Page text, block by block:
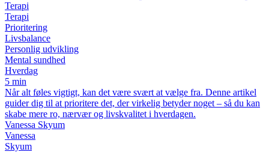
Terapi
Terapi
Prioritering
Livsbalance
Personlig udvikling
Mental sundhed
Hverdag
5 min
Når alt føles vigtigt, kan det være svært at vælge fra. Denne artikel
guider dig til at prioritere det, der virkelig betyder noget – så du kan
skabe mere ro, nærvær og livskvalitet i hverdagen.
Vanessa Skyum
Vanessa
Skyum